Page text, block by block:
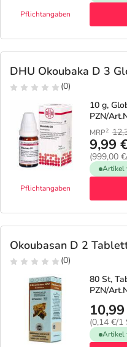
Sport & Fitness
Vitamine &
Marken
Täglich gut versorgt
Refluthin, Lasea &
Pflichtangaben
DHU Okoubaka D 3
(0)
Pflichtangaben
10 g,
PZN/
MRP2
9,99
(999,00
Artikel
Okoubasan D 2
(0)
80 St,
PZN/
(0,14 €/1
Artikel